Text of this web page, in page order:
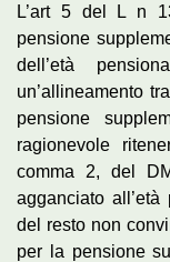
L’art 5 del L n
pensione
dell’età
un’allineamento
pensione
ragionevole
comma 2, del
agganciato
del resto non
per la pensione